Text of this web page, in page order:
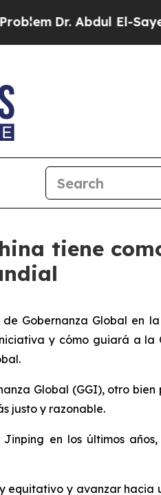
Dr. Abdul El-Sayed on
tiene
Gobernanza Global en la
y cómo guiará a la
Global (GGI), otro
justo y razonable.
en los últimos
equitativo y avanzar